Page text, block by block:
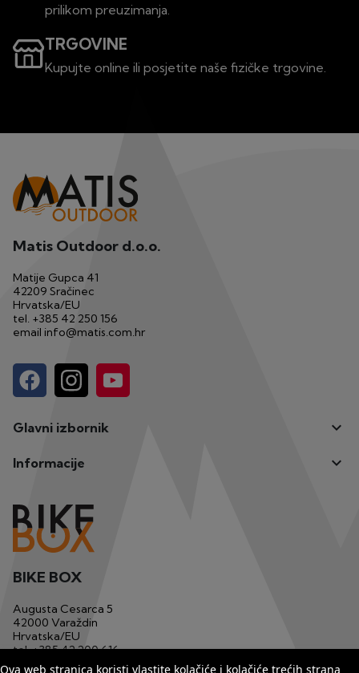
prilikom preuzimanja.
TRGOVINE
Kupujte online ili posjetite naše fizičke trgovine.
Matis Outdoor d.o.o.
Matije Gupca 41
42209 Sračinec
Hrvatska/EU
tel. +385 42 250 156
email info@matis.com.hr
Glavni izbornik 
Informacije 
Ova web stranica koristi vlastite kolačiće i kolačiće trećih strana
BIKE BOX
Augusta Cesarca 5
42000 Varaždin
Hrvatska/EU
tel.+385 42 200 616
mob. +385 91 1233 629